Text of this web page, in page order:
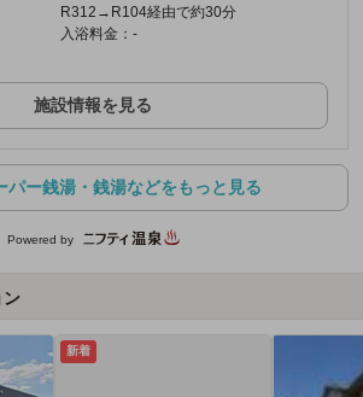
R312→R104経由で約30分
入浴料金：-
施設情報を見る
パー銭湯・銭湯などをもっと見る
Powered by
ン
新着